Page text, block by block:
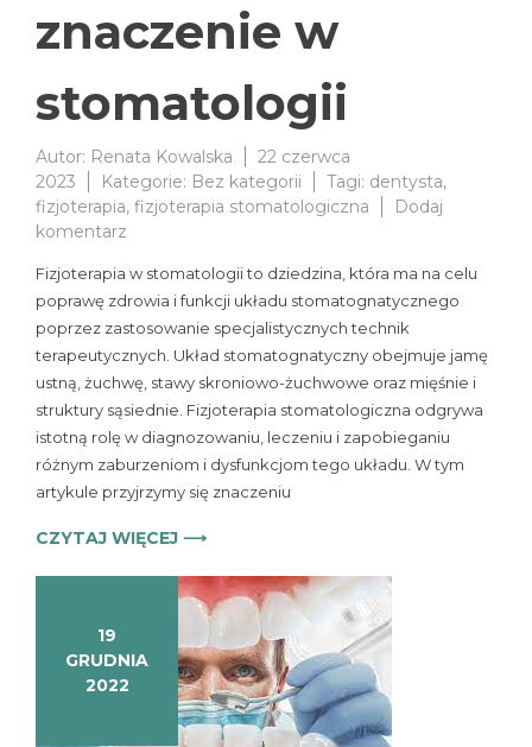
znaczenie w
stomatologii
Autor: Renata Kowalska
22 czerwca
2023
Kategorie: Bez kategorii Tagi: dentysta,
fizjoterapia, fizjoterapia stomatologiczna
Dodaj
komentarz
jej
znaczenie
w
stomatologii
Fizjoterapia w stomatologii to dziedzina, która ma na celu
poprawę zdrowia i funkcji układu stomatognatycznego
poprzez zastosowanie specjalistycznych technik
terapeutycznych. Układ stomatognatyczny obejmuje jamę
ustną, żuchwę, stawy skroniowo-żuchwowe oraz mięśnie i
struktury sąsiednie. Fizjoterapia stomatologiczna odgrywa
istotną rolę w diagnozowaniu, leczeniu i zapobieganiu
różnym zaburzeniom i dysfunkcjom tego układu. W tym
artykule przyjrzymy się znaczeniu
CZYTAJ WIĘCEJ ⟶
19
GRUDNIA
2022